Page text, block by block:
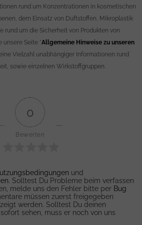
rund um Konzentrationen in kosmetischen
dem Einsatz von Duftstoffen, Mikroplastik
rund um die Sicherheit von Produkten von
unsere Seite "Allgemeine Hinweise zu unseren
Vielzahl unabhängiger Informationen rund
sowie einzelnen Wirkstoffgruppen.
0
Bewerten
und
. Solltest Du Probleme beim verfassen
melde uns den Fehler bitte per Bug
müssen zuerst freigegeben
werden. Solltest Du deinen
sehen, muss er noch von uns